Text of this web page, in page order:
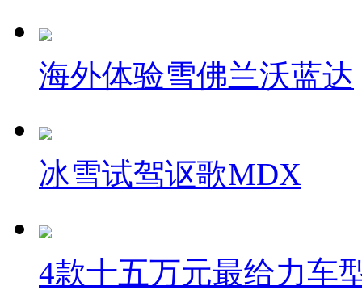
海外体验雪佛兰沃蓝达
冰雪试驾讴歌MDX
4款十五万元最给力车